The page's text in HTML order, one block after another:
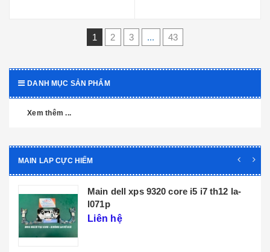
1 2 3 ... 43
DANH MỤC SẢN PHẨM
Xem thêm ...
MAIN LAP CỰC HIẾM
Main dell xps 9320 core i5 i7 th12 la-
l071p
Liên hệ